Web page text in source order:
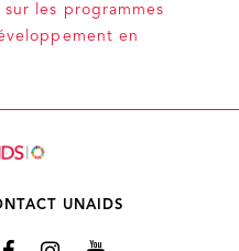
les programmes
en
UNAIDS